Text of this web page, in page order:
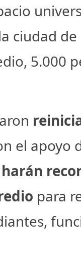
ciudad de
5.000
el apoyo
harán
para